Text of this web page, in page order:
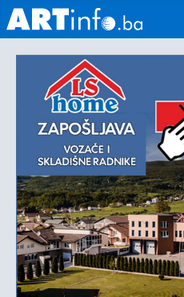
Početna
Vijesti
Sport
Kultura
Crna
kronika